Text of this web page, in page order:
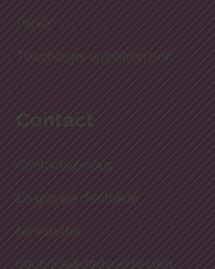
Panier
Télécharger un patron pdf
Contact
Contactez-nous
Le groupe d'entraide
Newsletter
boutique@dodynette.com